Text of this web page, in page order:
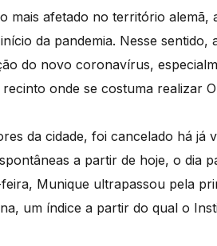
mais afetado no território
da pandemia. Nesse sentido,
do novo coronavírus,
onde se costuma realizar
da cidade, foi cancelado há já
a partir de hoje, o dia
Munique ultrapassou pela
um índice a partir do qual o